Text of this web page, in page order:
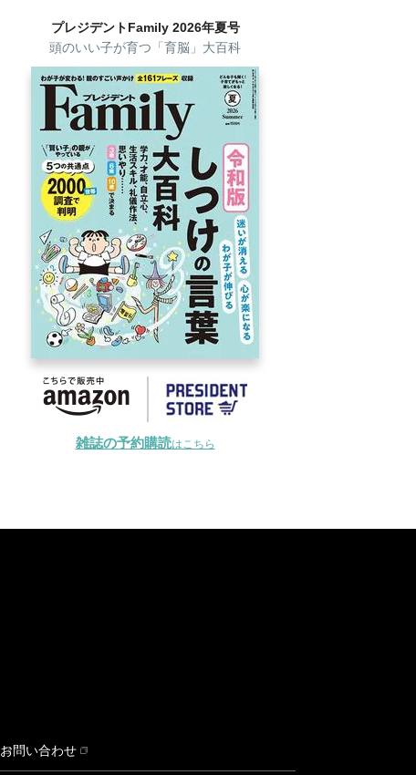
プレジデントFamily 2026年夏号
頭のいい子が育つ「育脳」大百科
雑誌の予約購読はこちら
お問い合わせ